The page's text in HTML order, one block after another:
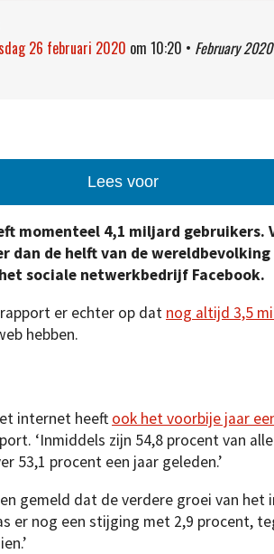
26 februari 2020 om 10:20 • February 2020
Lees voor
momenteel 4,1 miljard gebruikers.
dan de helft van de
sociale netwerkbedrijf Facebook.
er echter op dat nog altijd 3,5
hebben.
internet heeft ook het voorbije jaar
‘Inmiddels zijn 54,8 procent van
53,1 procent een jaar geleden.’
gemeld dat de verdere groei van het
er nog een stijging met 2,9 procent,